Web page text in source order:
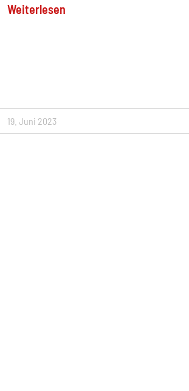
Weiterlesen
19. Juni 2023